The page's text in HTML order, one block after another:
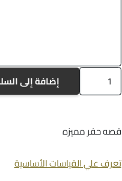
كمية
a-
إضافة إلى
قصه حفر مميزه
تعرف علي القياسات الأساسية